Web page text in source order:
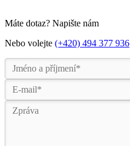
Máte dotaz? Napište nám
Nebo volejte (+420) 494 377 936